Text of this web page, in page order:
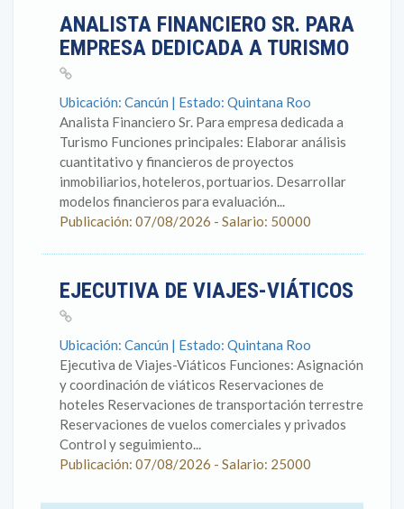
ANALISTA FINANCIERO SR. PARA
EMPRESA DEDICADA A TURISMO
Ubicación: Cancún | Estado: Quintana Roo
Analista Financiero Sr. Para empresa dedicada a
Turismo Funciones principales: Elaborar análisis
cuantitativo y financieros de proyectos
inmobiliarios, hoteleros, portuarios. Desarrollar
modelos financieros para evaluación...
Publicación: 07/08/2026 - Salario: 50000
EJECUTIVA DE VIAJES-VIÁTICOS
Ubicación: Cancún | Estado: Quintana Roo
Ejecutiva de Viajes-Viáticos Funciones: Asignación
y coordinación de viáticos Reservaciones de
hoteles Reservaciones de transportación terrestre
Reservaciones de vuelos comerciales y privados
Control y seguimiento...
Publicación: 07/08/2026 - Salario: 25000